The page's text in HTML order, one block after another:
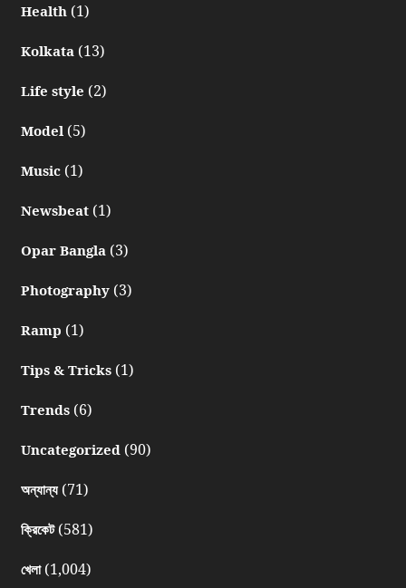
Health(1)
Kolkata(13)
Life style (2)
Model(5)
Music(1)
Newsbeat(1)
Opar Bangla(3)
Photography(3)
Ramp (1)
Tips & Tricks(1)
Trends(6)
Uncategorized(90)
অন্যান্য(71)
ক্রিকেট(581)
খেলা(1,004)